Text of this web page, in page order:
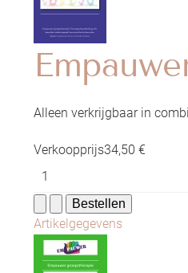
Alleen verkrijgbaar in
Verkoopprijs34,50 €
Artikelgegevens